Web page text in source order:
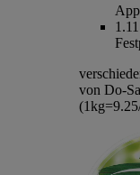
1.11
von Do-